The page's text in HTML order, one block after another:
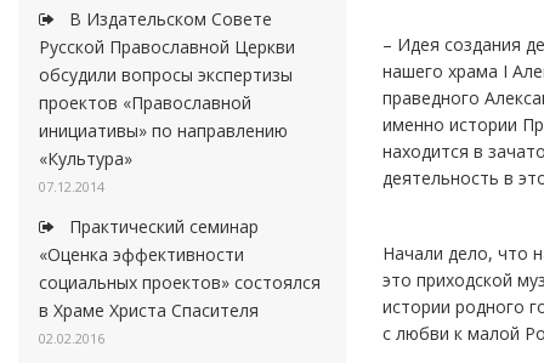
В Издательском Совете
Русской Православной Церкви
обсудили вопросы экспертизы
проектов «Православной
инициативы» по направлению
«Культура»
07.12.2014
Практический семинар
«Оценка эффективности
социальных проектов» состоялся
в Храме Христа Спасителя
02.02.2016
– Идея создания
нашего храма I
праведного
именно истории
находится в
деятельность в
Начали дело, что
это приходской
истории родного
с любви к малой